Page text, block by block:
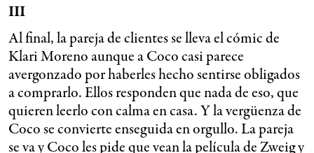
III
Al final, la pareja de clientes se lleva el cómic de
Klari Moreno aunque a Coco casi parece
avergonzado por haberles hecho sentirse obligados
a comprarlo. Ellos responden que nada de eso, que
quieren leerlo con calma en casa. Y la vergüenza de
Coco se convierte enseguida en orgullo. La pareja
se va y Coco les pide que vean la película de Zweig y